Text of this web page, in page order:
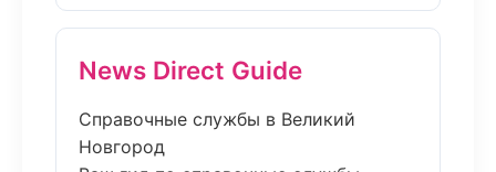
News Direct Guide
Справочные службы в Великий
Новгород